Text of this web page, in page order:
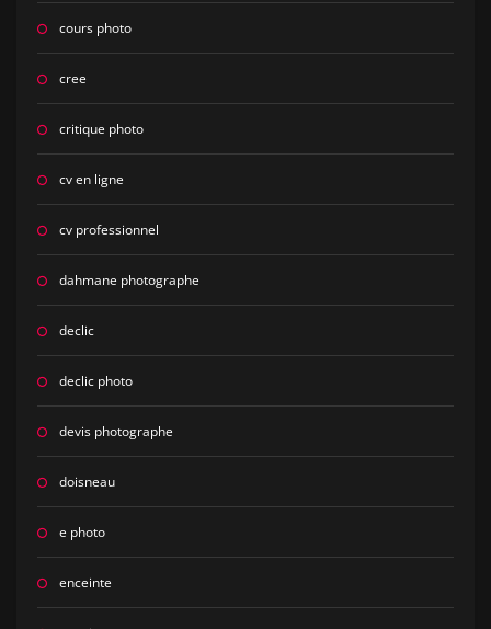
cours photo
cree
critique photo
cv en ligne
cv professionnel
dahmane photographe
declic
declic photo
devis photographe
doisneau
e photo
enceinte